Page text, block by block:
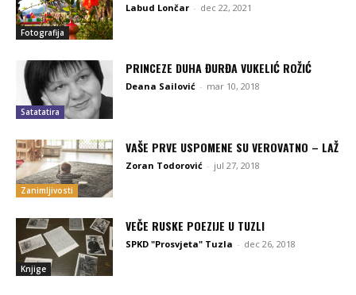
Fotografija
Labud Lončar - dec 22, 2021
Satatatira
PRINCEZE DUHA ĐURĐA VUKELIĆ ROŽIĆ
Deana Sailović - mar 10, 2018
Zanimljivosti
VAŠE PRVE USPOMENE SU VEROVATNO – LAŽ
Zoran Todorović - jul 27, 2018
Knjige
VEČE RUSKE POEZIJE U TUZLI
SPKD "Prosvjeta" Tuzla - dec 26, 2018